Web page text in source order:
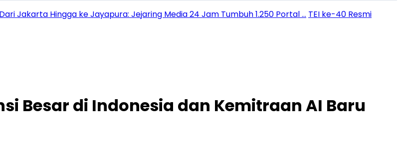
Dari Jakarta Hingga ke Jayapura: Jejaring Media 24 Jam Tumbuh 1.250 Portal … TEI ke-40 Resmi
Besar di Indonesia dan Kemitraan AI Baru